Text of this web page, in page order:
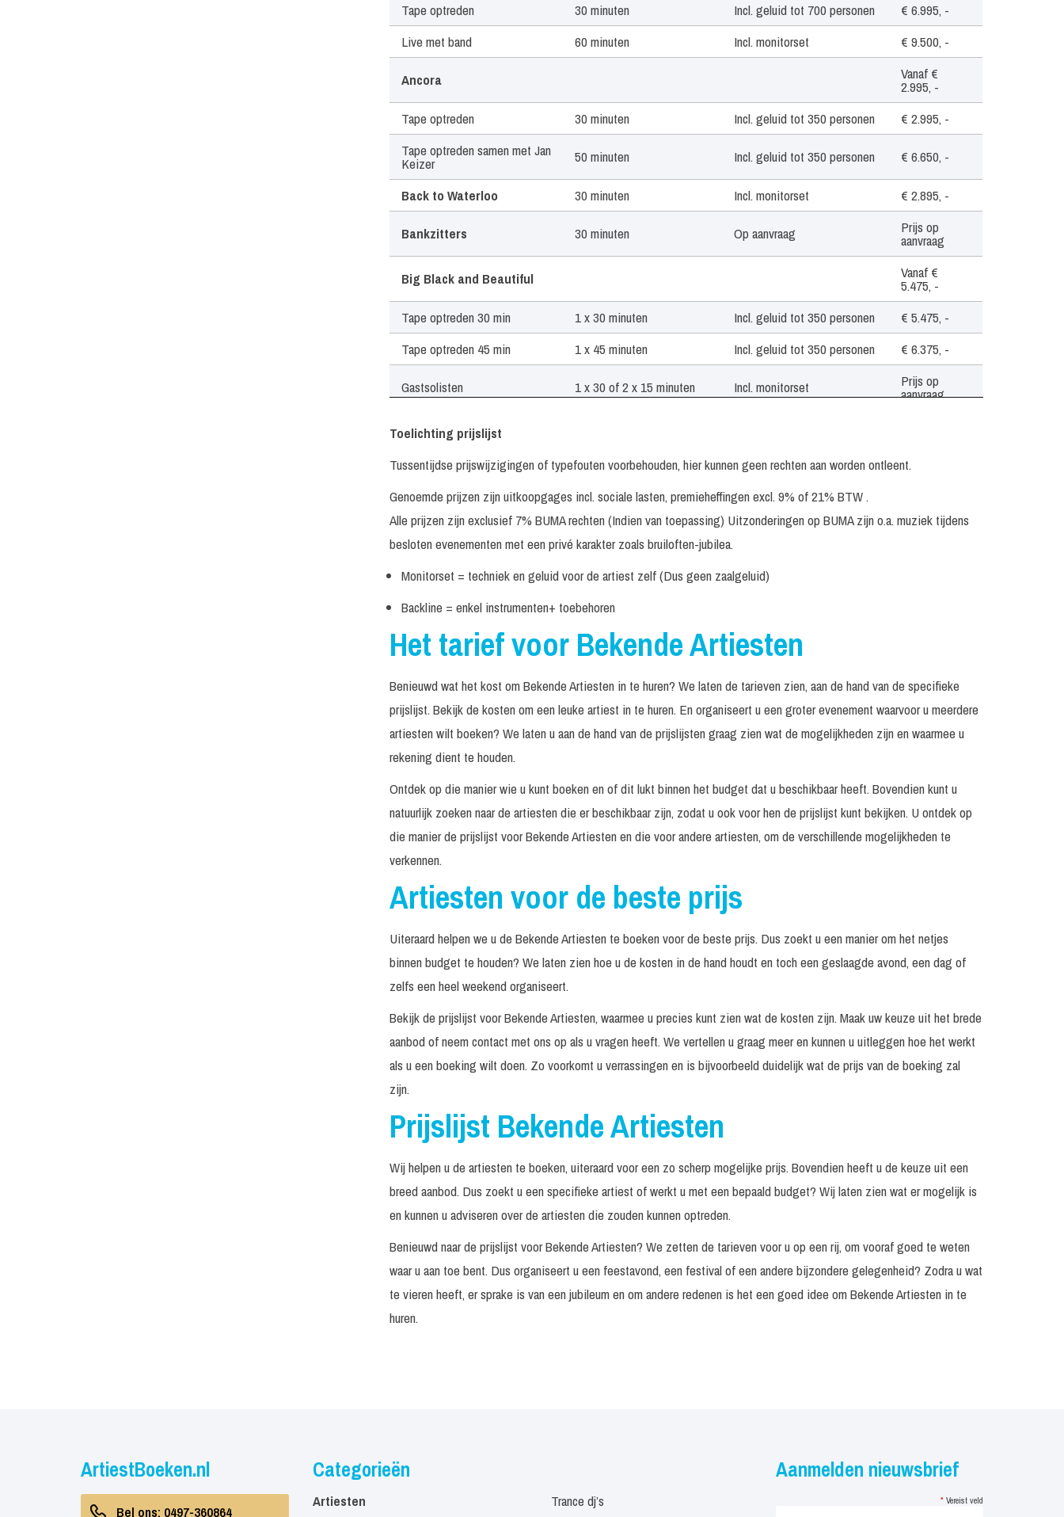
Tape optreden
30 minuten Incl. geluid tot 700 personen
€ 6.995, -
Live met band
60 minuten Incl. monitorset € 9.500, -
Ancora Vanaf €
2.995, -
Tape optreden
30 minuten Incl. geluid tot 350 personen
€ 2.995, -
Tape optreden samen met Jan
Keizer 50 minuten Incl. geluid tot 350 personen € 6.650, -
Back to Waterloo 30 minuten Incl. monitorset € 2.895, -
Bankzitters 30 minuten Op aanvraag Prijs op
aanvraag
Big Black and Beautiful Vanaf €
5.475, -
Tape optreden 30 min
1 x 30 minuten Incl. geluid tot 350 personen
€ 5.475, -
Tape optreden 45 min
1 x 45 minuten Incl. geluid tot 350 personen € 6.375, -
Gastsolisten 1 x 30 of 2 x 15 minuten Incl. monitorset Prijs op
aanvraag
Boney M
Broederliefde 30 minuten Excl. techniek / geluid Prijs op
aanvraag
Carola Smit & Friends Incl. geluid tot 700 personen aanvraag
CC Campbell In overleg
De Jeugd van
Tegenwoordig 30 minuten Excl. techniek / geluid aanvraag
De Kast
De Sfeermakers
30 minuten Incl. monitorset
€ 1.795, -
De Sjonnies
45 minuten Incl. geluid tot 400 personen € 2.695, -
Delegation
DI-RECT 60 minuten Excl. techniek, geluid en
licht
Djumbo
30 minuten Incl. monitorset € 2.950, -
Dolly Dots
Drukwerk 60 minuten Op aanvraag Prijs op
aanvraag
Esther en Anita v/d Dolly
Vanaf €
Tape optreden
30 minuten
Live met Nederpop All Stars
FissABBAnd Vanaf €
1.995, -
zangeressen 1 x 30 of 2 x 20 minuten Incl. monitorset € 1.995, -
Bandshow 1 x 60 of 2 x 30
minuten 1 x 60 of 2 x 30 minuten Incl. monitorset € 3.995, -
Bandshow 1 x 75 minuten
Tape optreden NL
Incl. monitorset € 3.495, -
Toelichting prijslijst
Tussentijdse prijswijzigingen of typefouten voorbehouden, hier kunnen geen rechten aan worden ontleent.
Genoemde prijzen zijn uitkoopgages incl. sociale lasten, premieheffingen excl. 9% of 21% BTW .
Alle prijzen zijn exclusief 7% BUMA rechten (Indien van toepassing) Uitzonderingen op BUMA zijn o.a. muziek tijdens
besloten evenementen met een privé karakter zoals bruiloften-jubilea.
Monitorset = techniek en geluid voor de artiest zelf (Dus geen zaalgeluid)
Backline = enkel instrumenten+ toebehoren
Het tarief voor Bekende Artiesten
Benieuwd wat het kost om Bekende Artiesten in te huren? We laten de tarieven zien, aan de hand van de specifieke
prijslijst. Bekijk de kosten om een leuke artiest in te huren. En organiseert u een groter evenement waarvoor u meerdere
artiesten wilt boeken? We laten u aan de hand van de prijslijsten graag zien wat de mogelijkheden zijn en waarmee u
rekening dient te houden.
Ontdek op die manier wie u kunt boeken en of dit lukt binnen het budget dat u beschikbaar heeft. Bovendien kunt u
natuurlijk zoeken naar de artiesten die er beschikbaar zijn, zodat u ook voor hen de prijslijst kunt bekijken. U ontdek op
die manier de prijslijst voor Bekende Artiesten en die voor andere artiesten, om de verschillende mogelijkheden te
verkennen.
Artiesten voor de beste prijs
Uiteraard helpen we u de Bekende Artiesten te boeken voor de beste prijs. Dus zoekt u een manier om het netjes
binnen budget te houden? We laten zien hoe u de kosten in de hand houdt en toch een geslaagde avond, een dag of
zelfs een heel weekend organiseert.
Bekijk de prijslijst voor Bekende Artiesten, waarmee u precies kunt zien wat de kosten zijn. Maak uw keuze uit het brede
aanbod of neem contact met ons op als u vragen heeft. We vertellen u graag meer en kunnen u uitleggen hoe het werkt
als u een boeking wilt doen. Zo voorkomt u verrassingen en is bijvoorbeeld duidelijk wat de prijs van de boeking zal
zijn.
Prijslijst Bekende Artiesten
Wij helpen u de artiesten te boeken, uiteraard voor een zo scherp mogelijke prijs. Bovendien heeft u de keuze uit een
breed aanbod. Dus zoekt u een specifieke artiest of werkt u met een bepaald budget? Wij laten zien wat er mogelijk is
en kunnen u adviseren over de artiesten die zouden kunnen optreden.
Benieuwd naar de prijslijst voor Bekende Artiesten? We zetten de tarieven voor u op een rij, om vooraf goed te weten
waar u aan toe bent. Dus organiseert u een feestavond, een festival of een andere bijzondere gelegenheid? Zodra u wat
te vieren heeft, er sprake is van een jubileum en om andere redenen is het een goed idee om Bekende Artiesten in te
huren.
ArtiestBoeken.nl
Bel ons: 0497-360864
Categorieën
Artiesten
Trance dj’s
Aanmelden nieuwsbrief
* Vereist veld